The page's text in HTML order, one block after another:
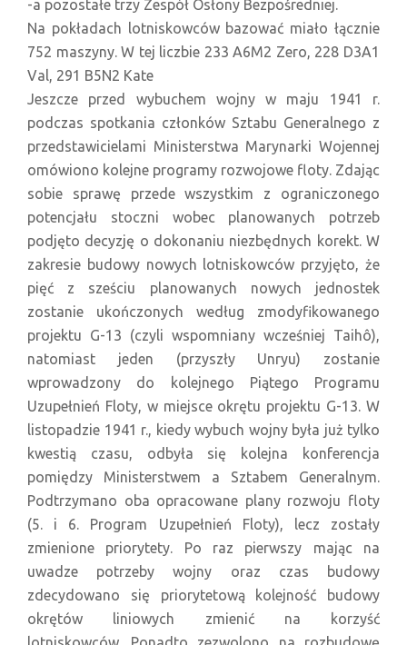
-a pozostałe trzy Zespół Osłony Bezpośredniej.
Na pokładach lotniskowców bazować miało łącznie
752 maszyny. W tej liczbie 233 A6M2 Zero, 228 D3A1
Val, 291 B5N2 Kate
Jeszcze przed wybuchem wojny w maju 1941 r.
podczas spotkania członków Sztabu Generalnego z
przedstawicielami Ministerstwa Marynarki Wojennej
omówiono kolejne programy rozwojowe floty. Zdając
sobie sprawę przede wszystkim z ograniczonego
potencjału stoczni wobec planowanych potrzeb
podjęto decyzję o dokonaniu niezbędnych korekt. W
zakresie budowy nowych lotniskowców przyjęto, że
pięć z sześciu planowanych nowych jednostek
zostanie ukończonych według zmodyfikowanego
projektu G-13 (czyli wspomniany wcześniej Taihô),
natomiast jeden (przyszły Unryu) zostanie
wprowadzony do kolejnego Piątego Programu
Uzupełnień Floty, w miejsce okrętu projektu G-13. W
listopadzie 1941 r., kiedy wybuch wojny była już tylko
kwestią czasu, odbyła się kolejna konferencja
pomiędzy Ministerstwem a Sztabem Generalnym.
Podtrzymano oba opracowane plany rozwoju floty
(5. i 6. Program Uzupełnień Floty), lecz zostały
zmienione priorytety. Po raz pierwszy mając na
uwadze potrzeby wojny oraz czas budowy
zdecydowano się priorytetową kolejność budowy
okrętów liniowych zmienić na korzyść